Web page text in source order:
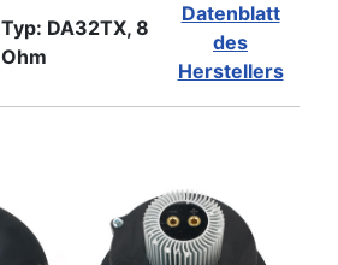
Typ: DA32TX, 8
Ohm
Datenblatt
des
Herstellers